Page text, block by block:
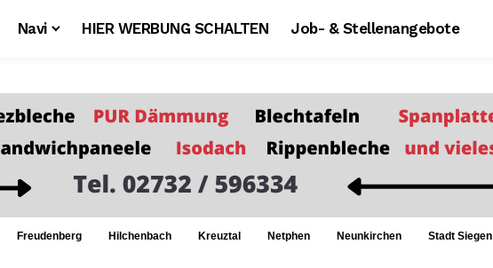
Navi HIER WERBUNG SCHALTEN Job- & Stellenangebote
Freudenberg Hilchenbach Kreuztal Netphen Neunkirchen Stadt Siegen